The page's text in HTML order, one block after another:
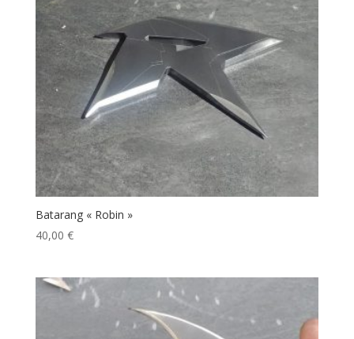
Batarang « Robin »
40,00 €